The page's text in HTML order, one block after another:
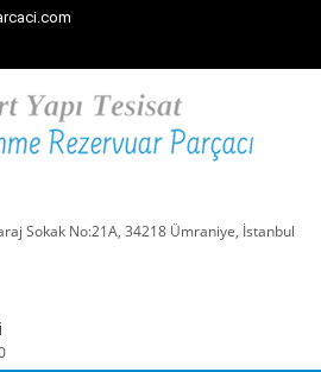
Sokak No:21A, 34218 Ümraniye, İstanbul